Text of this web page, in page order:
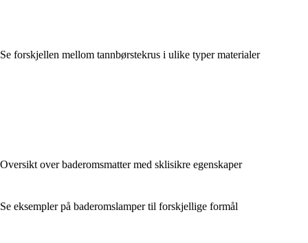
Se forskjellen mellom tannbørstekrus i ulike typer materialer
Oversikt over baderomsmatter med sklisikre egenskaper
Se eksempler på baderomslamper til forskjellige formål